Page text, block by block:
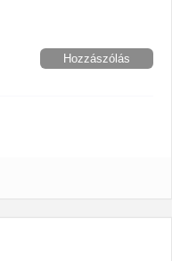
Hozzászólás